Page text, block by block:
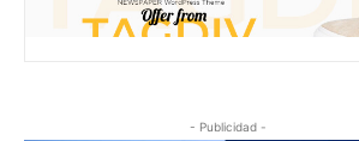
- Publicidad -